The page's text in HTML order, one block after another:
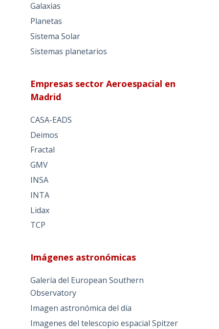
Galaxias
Planetas
Sistema Solar
Sistemas planetarios
Empresas sector Aeroespacial en
Madrid
CASA-EADS
Deimos
Fractal
GMV
INSA
INTA
Lidax
TCP
Imágenes astronómicas
Galería del European Southern
Observatory
Imagen astronómica del día
Imagenes del telescopio espacial Spitzer